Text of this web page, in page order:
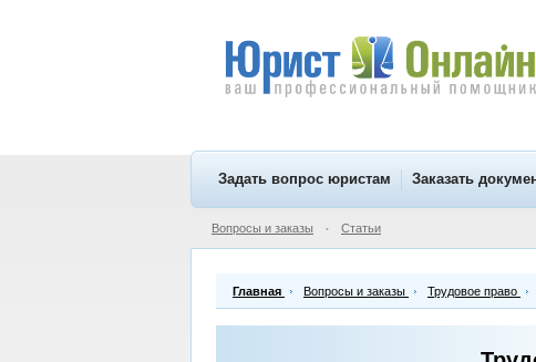
Задать вопрос юристам Заказать
Вопросы и заказы • Статьи
Главная Вопросы и заказы Трудовое право